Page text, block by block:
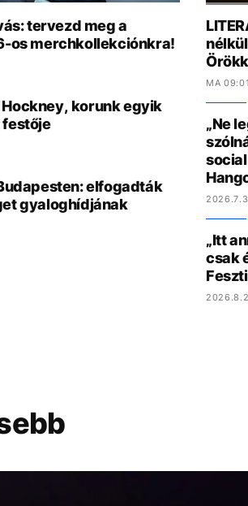
tervezd meg a
os merchkollekciónkra!
korunk egyik
elfogadták
gyaloghídjának
MA
„Ne
„Itt
csak